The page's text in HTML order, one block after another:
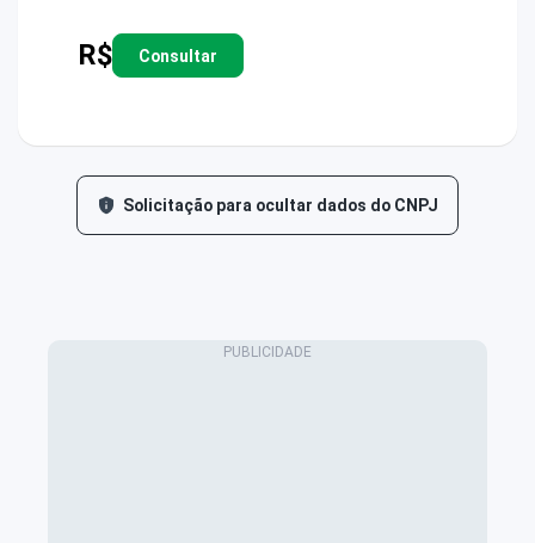
R$ Consultar
Solicitação para ocultar dados do CNPJ